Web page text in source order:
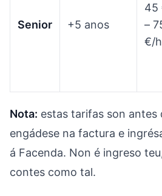
Senior +5 anos
45
–
€/h
Nota: estas tarifas son antes
engádese na factura e
á Facenda. Non é ingreso
contes como tal.